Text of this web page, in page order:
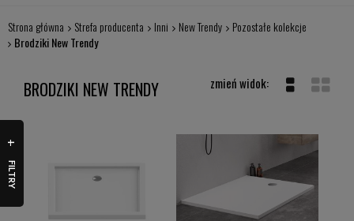
Strona główna Strefa producenta Inni New Trendy
Pozostałe kolekcje
Brodziki New Trendy
BRODZIKI NEW TRENDY
FILTRY